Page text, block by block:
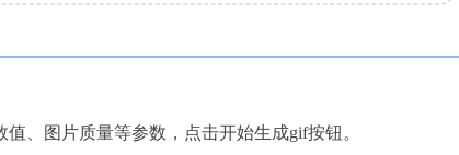
、图片质量等参数，点击开始生成gif按钮。